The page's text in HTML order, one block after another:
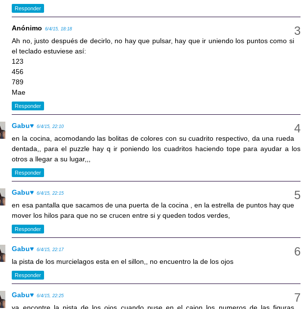
Responder
Anónimo 6/4/15, 18:18
Ah no, justo después de decirlo, no hay que pulsar, hay que ir uniendo los puntos como si
el teclado estuviese así:
123
456
789
Mae
Responder
Gabu♥ 6/4/15, 22:10
en la cocina, acomodando las bolitas de colores con su cuadrito respectivo, da una rueda
dentada,, para el puzzle hay q ir poniendo los cuadritos haciendo tope para ayudar a los
otros a llegar a su lugar,,,
Responder
Gabu♥ 6/4/15, 22:15
en esa pantalla que sacamos de una puerta de la cocina , en la estrella de puntos hay que
mover los hilos para que no se crucen entre si y queden todos verdes,
Responder
Gabu♥ 6/4/15, 22:17
la pista de los murcielagos esta en el sillon,, no encuentro la de los ojos
Responder
Gabu♥ 6/4/15, 22:25